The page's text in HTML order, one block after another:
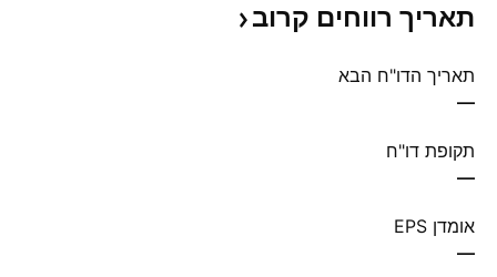
תאריך רווחים קרוב
תאריך הדו"ח הבא
—
תקופת דו"ח
—
אומדן EPS
—